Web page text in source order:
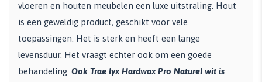
vloeren en houten meubelen een luxe uitstraling. Hout
is een geweldig product, geschikt voor vele
toepassingen. Het is sterk en heeft een lange
levensduur. Het vraagt echter ook om een goede
behandeling. Ook Trae lyx Hardwax Pro Naturel wit is